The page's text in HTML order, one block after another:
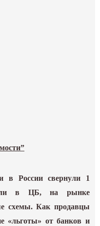
в России свернули 1
в ЦБ, на рынке
схемы. Как продавцы
«льготы» от банков и